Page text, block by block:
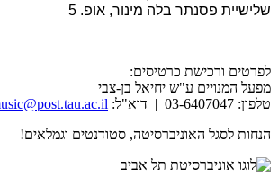
שלישיית פסנתר בלה מינור, אופ. 5
לפרטים ורכישת כרטיסים:
מפעל המנויים ע"ש יחיאל בן-צבי
טלפון: 03-6407047 | דוא"ל:
הנחות לסגל האוניברסיטה, סטודנטים וגמלאים!